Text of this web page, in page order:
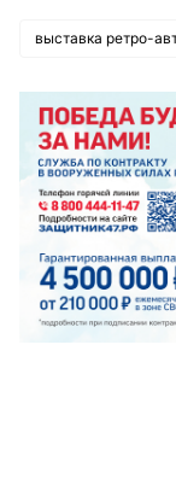
выставка ретро-